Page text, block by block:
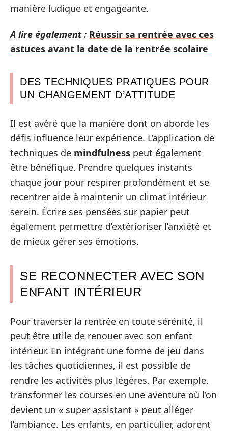
manière ludique et engageante.
A lire également : Réussir sa rentrée avec ces
astuces avant la date de la rentrée scolaire
DES TECHNIQUES PRATIQUES POUR
UN CHANGEMENT D’ATTITUDE
Il est avéré que la manière dont on aborde les
défis influence leur expérience. L’application de
techniques de mindfulness peut également
être bénéfique. Prendre quelques instants
chaque jour pour respirer profondément et se
recentrer aide à maintenir un climat intérieur
serein. Écrire ses pensées sur papier peut
également permettre d’extérioriser l’anxiété et
de mieux gérer ses émotions.
SE RECONNECTER AVEC SON
ENFANT INTÉRIEUR
Pour traverser la rentrée en toute sérénité, il
peut être utile de renouer avec son enfant
intérieur. En intégrant une forme de jeu dans
les tâches quotidiennes, il est possible de
rendre les activités plus légères. Par exemple,
transformer les courses en une aventure où l’on
devient un « super assistant » peut alléger
l’ambiance. Les enfants, en particulier, adorent